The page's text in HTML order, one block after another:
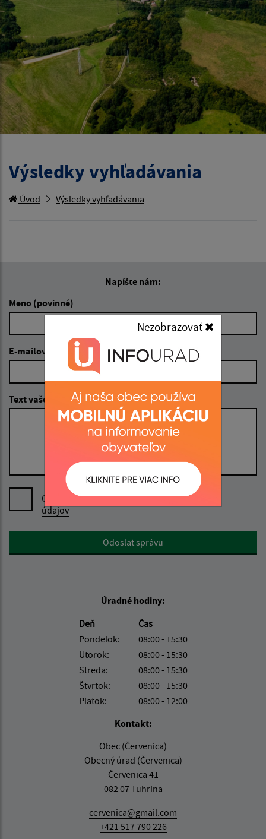
Výsledky vyhľadávania
Úvod Výsledky vyhľadávania
Napíšte nám:
Meno (povinné)
E-mailová adresa (povinné)
Text vašej správy (povinné)
Oboznámil som sa sospracúvaním osobných
údajov
Google reCaptcha ResponseOdoslať správu
Úradné hodiny:
Deň
Čas
Pondelok:
08:00 - 15:30
Utorok:
08:00 - 15:30
Streda:
08:00 - 15:30
Štvrtok:
08:00 - 15:30
Piatok:
08:00 - 12:00
Kontakt:
Obec (Červenica)
Obecný úrad (Červenica)
Červenica 41
082 07 Tuhrina
cervenica@gmail.com
+421 517 790 226
Nezobrazovať